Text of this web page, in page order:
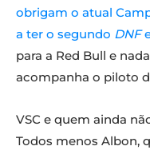
obrigam o atual
a ter o segundo DNF
para a Red Bull e
acompanha o piloto
VSC e quem ainda
Todos menos Albon,